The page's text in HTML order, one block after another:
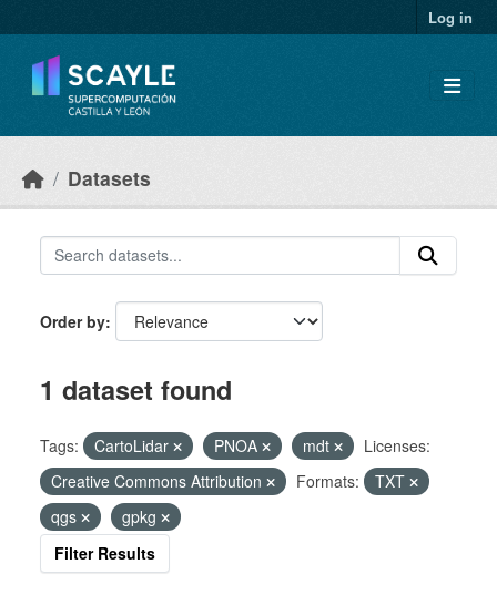
Log in
Datasets
Order by
1 dataset found
Tags: CartoLidar PNOA mdt
Licenses:
Creative Commons Attribution
Formats:
TXT
qgs
gpkg
Filter Results